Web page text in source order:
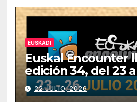
EUSKADI
Euskal Encounter
edición 34, del 23
julio
22 JULIO, 2026